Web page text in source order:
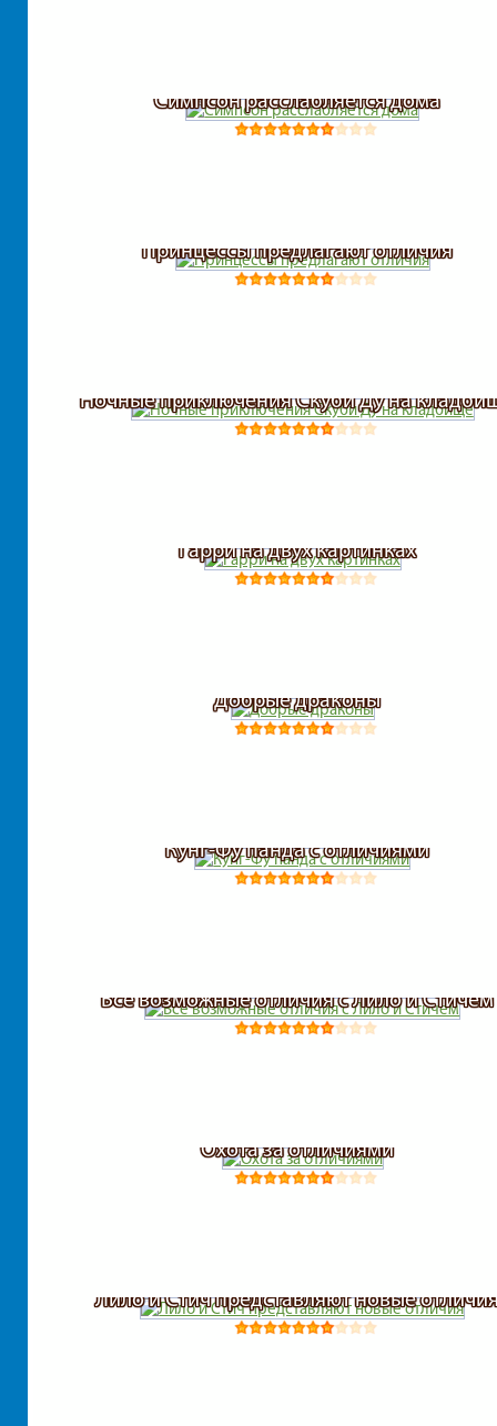
Симпсон расслабляется дома
Принцессы предлагают отличия
Ночные приключения Скуби Ду на
Гарри на двух картинках
Добрые драконы
Кунг-Фу панда с отличиями
Все возможные отличия с Лило и Стичем
Охота за отличиями
Лило и Стич представляют новые